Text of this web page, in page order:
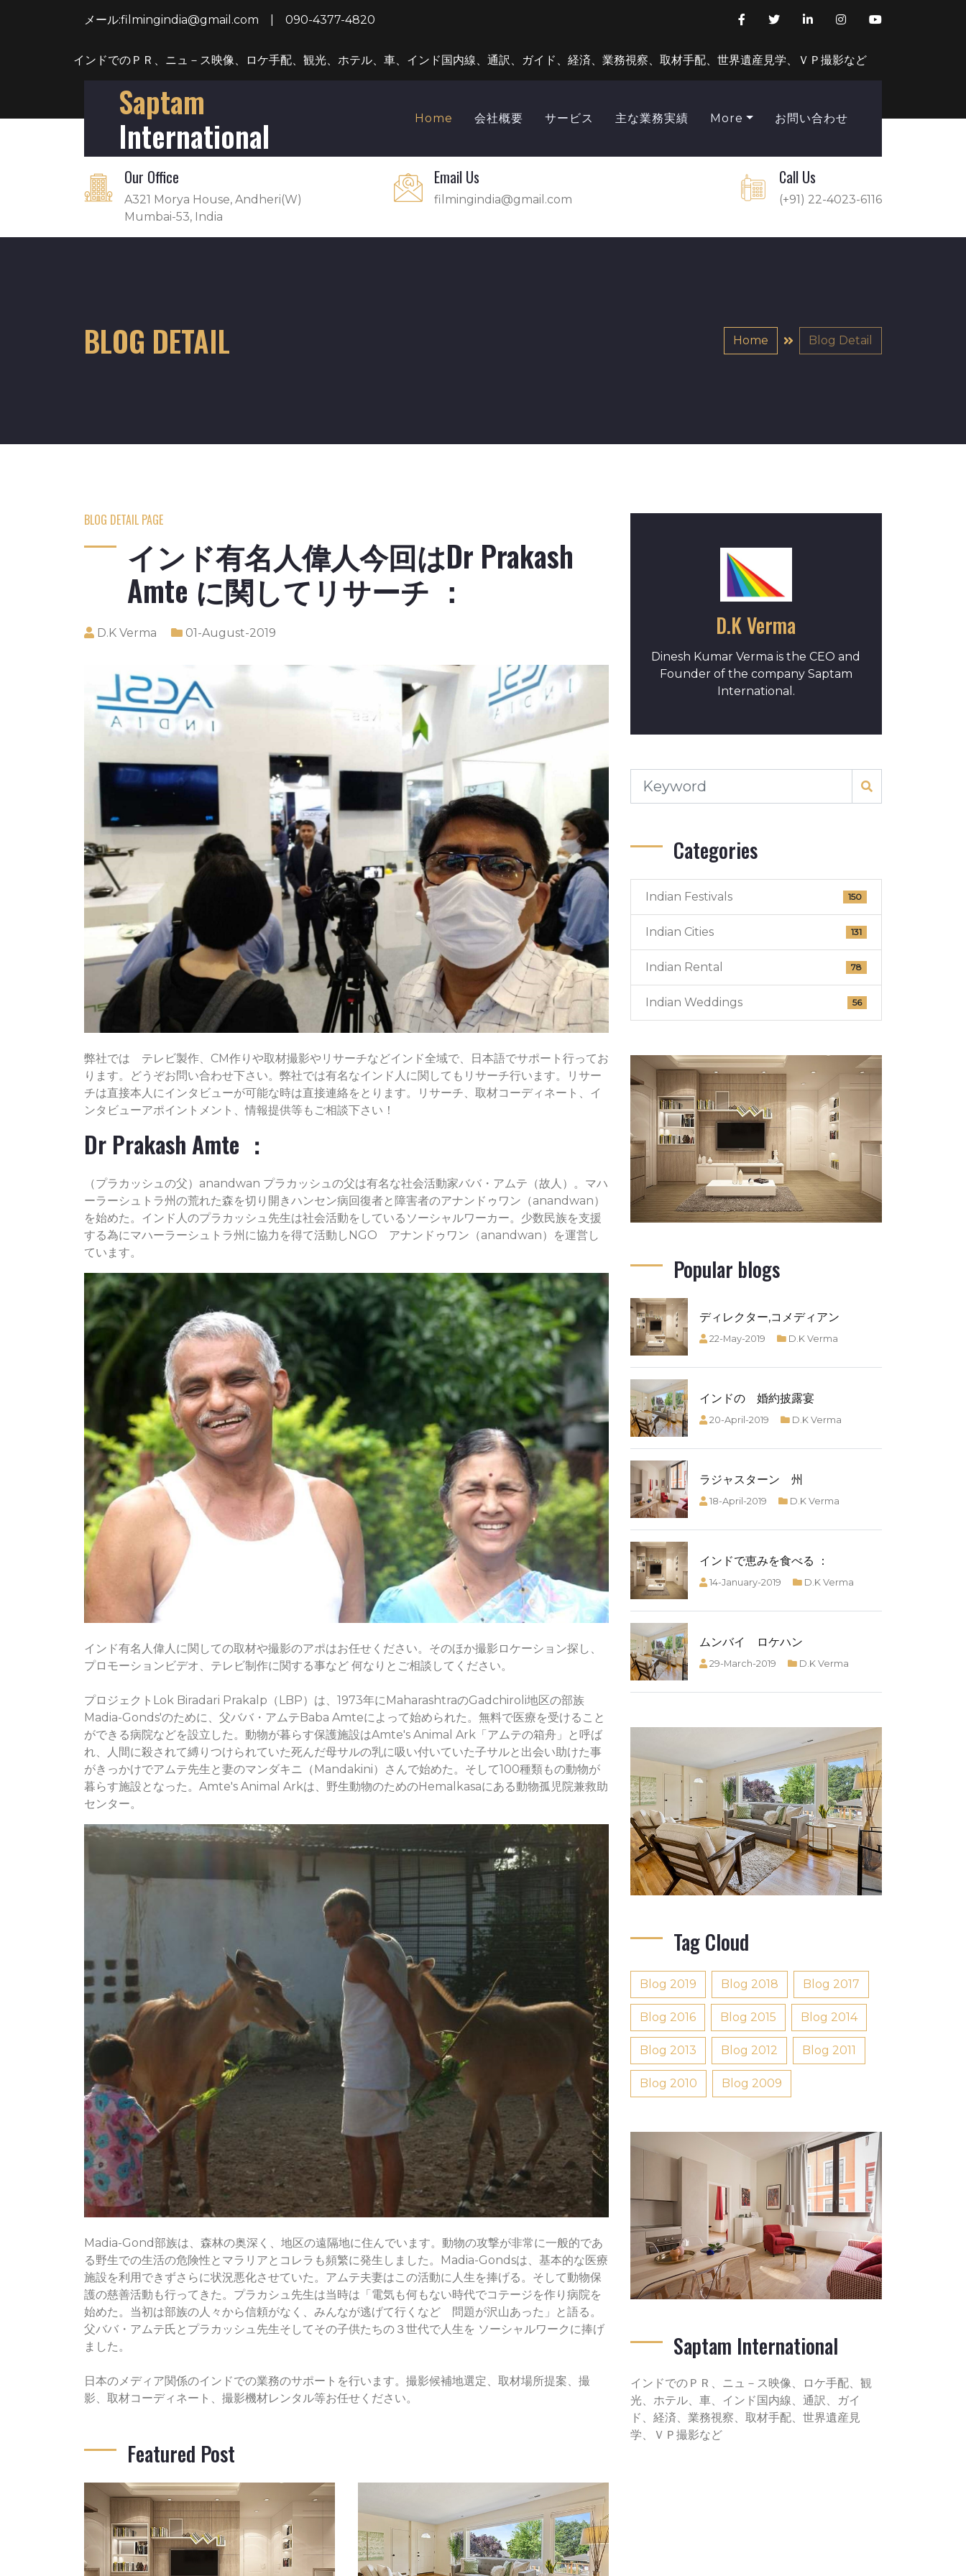
メール:filmingindia@gmail.com 090-4377-4820
インドでのＰＲ、ニュ－ス映像、ロケ手配、観光、ホテル、車、インド国内線、通訳、ガイド、経済、業務視察、取材手配、世界遺産見学、ＶＰ撮影など
Saptam
International
Home 会社概要 サービス 主な業務実績 More お問い合わせ
Our Office
A321 Morya House, Andheri(W)
Mumbai-53, India
Email Us
filmingindia@gmail.com
Call Us
(+91) 22-4023-6116
BLOG DETAIL Home Blog Detail
BLOG DETAIL PAGE
インド有名人偉人今回はDr Prakash
Amte に関してリサーチ ：
D.K Verma 01-August-2019
弊社では テレビ製作、CM作りや取材撮影やリサーチなどインド全域で、日本語でサポート行ってお
ります。どうぞお問い合わせ下さい。弊社では有名なインド人に関してもリサーチ行います。リサー
チは直接本人にインタビューが可能な時は直接連絡をとります。リサーチ、取材コーディネート、イ
ンタビューアポイントメント、情報提供等もご相談下さい！
Dr Prakash Amte ：
（プラカッシュの父）anandwan プラカッシュの父は有名な社会活動家ババ・アムテ（故人）。マハ
ーラーシュトラ州の荒れた森を切り開きハンセン病回復者と障害者のアナンドゥワン（anandwan）
を始めた。インド人のプラカッシュ先生は社会活動をしているソーシャルワーカー。少数民族を支援
する為にマハーラーシュトラ州に協力を得て活動しNGO アナンドゥワン（anandwan）を運営し
ています。
インド有名人偉人に関しての取材や撮影のアポはお任せください。そのほか撮影ロケーション探し、
プロモーションビデオ、テレビ制作に関する事など 何なりとご相談してください。
プロジェクトLok Biradari Prakalp（LBP）は、1973年にMaharashtraのGadchiroli地区の部族
Madia-Gonds'のために、父ババ・アムテBaba Amteによって始められた。無料で医療を受けること
ができる病院などを設立した。動物が暮らす保護施設はAmte's Animal Ark「アムテの箱舟」と呼ば
れ、人間に殺されて縛りつけられていた死んだ母サルの乳に吸い付いていた子サルと出会い助けた事
がきっかけでアムテ先生と妻のマンダキニ（Mandakini）さんで始めた。そして100種類もの動物が
暮らす施設となった。Amte's Animal Arkは、野生動物のためのHemalkasaにある動物孤児院兼救助
センター。
Madia-Gond部族は、森林の奥深く、地区の遠隔地に住んでいます。動物の攻撃が非常に一般的であ
る野生での生活の危険性とマラリアとコレラも頻繁に発生しました。Madia-Gondsは、基本的な医療
施設を利用できずさらに状況悪化させていた。アムテ夫妻はこの活動に人生を捧げる。そして動物保
護の慈善活動も行ってきた。プラカシュ先生は当時は「電気も何もない時代でコテージを作り病院を
始めた。当初は部族の人々から信頼がなく、みんなが逃げて行くなど 問題が沢山あった」と語る。
父ババ・アムテ氏とプラカッシュ先生そしてその子供たちの３世代で人生を ソーシャルワークに捧げ
ました。
日本のメディア関係のインドでの業務のサポートを行います。撮影候補地選定、取材場所提案、撮
影、取材コーディネート、撮影機材レンタル等お任せください。
Featured Post
D.K Verma
Dinesh Kumar Verma is the CEO and
Founder of the company Saptam
International.
Categories
Indian Festivals 150
Indian Cities 131
Indian Rental 78
Indian Weddings 56
Popular blogs
ディレクター,コメディアン
22-May-2019 D.K Verma
インドの 婚約披露宴
20-April-2019 D.K Verma
ラジャスターン 州
18-April-2019 D.K Verma
インドで恵みを食べる ：
14-January-2019 D.K Verma
ムンバイ ロケハン
29-March-2019 D.K Verma
Tag Cloud
Blog 2019 Blog 2018 Blog 2017
Blog 2016 Blog 2015 Blog 2014
Blog 2013 Blog 2012 Blog 2011
Blog 2010 Blog 2009
Saptam International
インドでのＰＲ、ニュ－ス映像、ロケ手配、観
光、ホテル、車、インド国内線、通訳、ガイ
ド、経済、業務視察、取材手配、世界遺産見
学、ＶＰ撮影など